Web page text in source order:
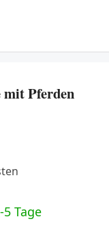
Pferden
Tage